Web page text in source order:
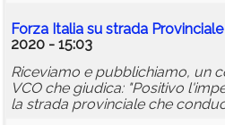
Forza Italia su strada
2020 - 15:03
Riceviamo e pubblichiamo, un
VCO che giudica: "Positivo
la strada provinciale che